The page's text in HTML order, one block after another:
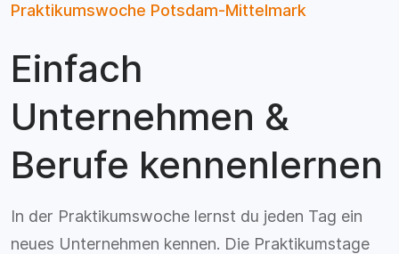
Praktikumswoche Potsdam-Mittelmark
Einfach
Unternehmen &
Berufe kennenlernen
In der Praktikumswoche lernst du jeden Tag ein
neues Unternehmen kennen. Die Praktikumstage